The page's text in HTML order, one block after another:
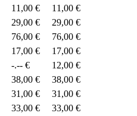
11,00 €
11,00 €
29,00 €
29,00 €
76,00 €
76,00 €
17,00 €
17,00 €
-.-- €
12,00 €
38,00 €
38,00 €
31,00 €
31,00 €
33,00 €
33,00 €